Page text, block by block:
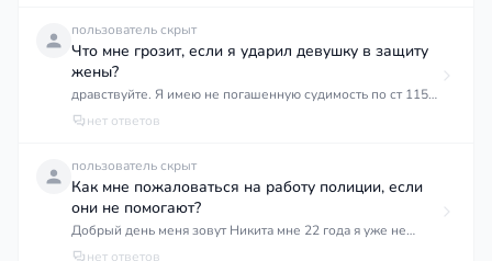
Подскажите пожалуйста как быть
пользователь скрыт
Что мне грозит, если я ударил девушку в защиту
жены?
дравствуйте. Я имею не погашенную судимость по ст 115
ч2 п.В Случилась ситуация где мою жену тянула ща
больно. В итоге я ударил головой ту девушку в лоб.
Теперь она пишет что испытала физическую боль. Что
нет ответов
пользователь скрыт
Как мне пожаловаться на работу полиции, если
они не помогают?
Добрый день меня зовут Никита мне 22 года я уже не
знаю куда обращаться на нашу полицию а именно на их
нет ответов